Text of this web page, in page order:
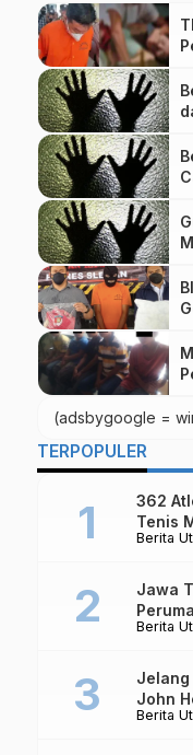
(adsbygoogle =
TERPOPULER
Berita
362
Tenis
Berita
Jawa
Triliun
Berita
Jelang
John